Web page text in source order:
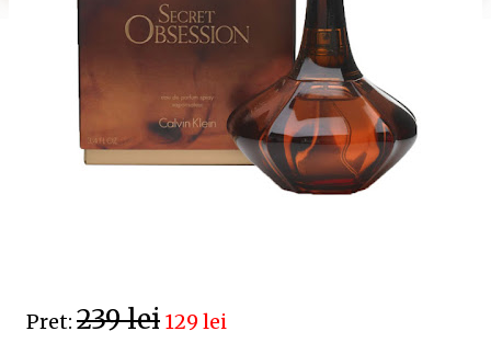
Pret: 239 lei 129 lei